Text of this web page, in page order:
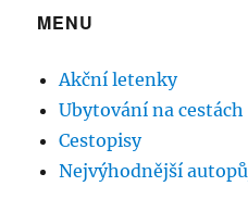
MENU
Akční letenky
Ubytování na cestách
Cestopisy
Nejvýhodnější